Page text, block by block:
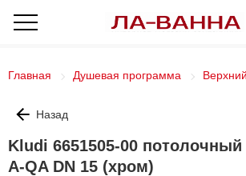
Главная Душевая программа
Назад
Kludi 6651505-00
A-QA DN 15 (хром)